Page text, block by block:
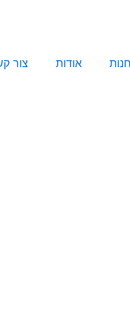
חנות אודות צור